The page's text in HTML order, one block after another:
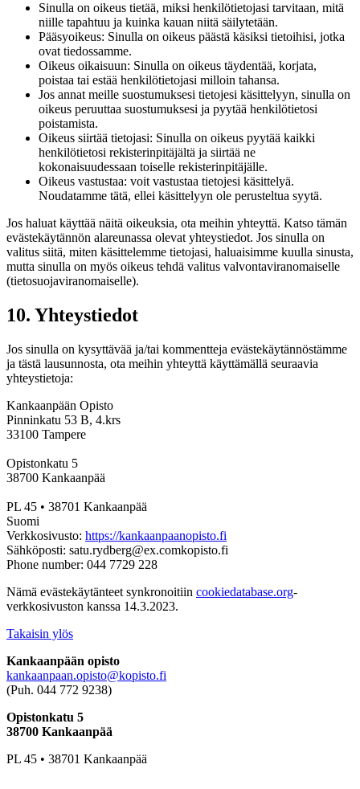
Sinulla on oikeus tietää, miksi henkilötietojasi tarvitaan, mitä
niille tapahtuu ja kuinka kauan niitä säilytetään.
Pääsyoikeus: Sinulla on oikeus päästä käsiksi tietoihisi, jotka
ovat tiedossamme.
Oikeus oikaisuun: Sinulla on oikeus täydentää, korjata,
poistaa tai estää henkilötietojasi milloin tahansa.
Jos annat meille suostumuksesi tietojesi käsittelyyn, sinulla on
oikeus peruuttaa suostumuksesi ja pyytää henkilötietosi
poistamista.
Oikeus siirtää tietojasi: Sinulla on oikeus pyytää kaikki
henkilötietosi rekisterinpitäjältä ja siirtää ne
kokonaisuudessaan toiselle rekisterinpitäjälle.
Oikeus vastustaa: voit vastustaa tietojesi käsittelyä.
Noudatamme tätä, ellei käsittelyyn ole perusteltua syytä.
Jos haluat käyttää näitä oikeuksia, ota meihin yhteyttä. Katso tämän
evästekäytännön alareunassa olevat yhteystiedot. Jos sinulla on
valitus siitä, miten käsittelemme tietojasi, haluaisimme kuulla sinusta,
mutta sinulla on myös oikeus tehdä valitus valvontaviranomaiselle
(tietosuojaviranomaiselle).
10. Yhteystiedot
Jos sinulla on kysyttävää ja/tai kommentteja evästekäytännöstämme
ja tästä lausunnosta, ota meihin yhteyttä käyttämällä seuraavia
yhteystietoja:
Kankaanpään Opisto
Pinninkatu 53 B, 4.krs
33100 Tampere
Opistonkatu 5
38700 Kankaanpää
PL 45 • 38701 Kankaanpää
Suomi
Verkkosivusto: https://kankaanpaanopisto.fi
Sähköposti: satu.rydberg@ex.comkopisto.fi
Phone number: 044 7729 228
Nämä evästekäytänteet synkronoitiin cookiedatabase.org-
verkkosivuston kanssa 14.3.2023.
Takaisin ylös
Kankaanpään opisto
kankaanpaan.opisto@kopisto.fi
(Puh. 044 772 9238)
Opistonkatu 5
38700 Kankaanpää
PL 45 • 38701 Kankaanpää